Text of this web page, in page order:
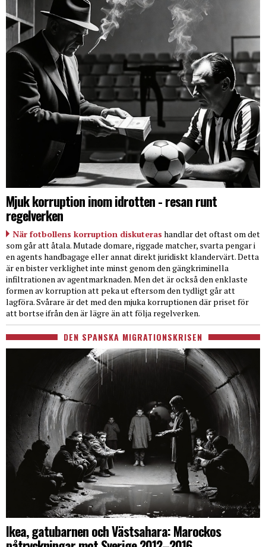
Mjuk korruption inom idrotten - resan runt
regelverken
När fotbollens korruption diskuteras handlar det oftast om det
som går att åtala. Mutade domare, riggade matcher, svarta pengar i
en agents handbagage eller annat direkt juridiskt klandervärt. Detta
är en bister verklighet inte minst genom den gängkriminella
infiltrationen av agentmarknaden. Men det är också den enklaste
formen av korruption att peka ut eftersom den tydligt går att
lagföra. Svårare är det med den mjuka korruptionen där priset för
att bortse ifrån den är lägre än att följa regelverken.
DEN SPANSKA MIGRATIONSKRISEN
Ikea, gatubarnen och Västsahara: Marockos